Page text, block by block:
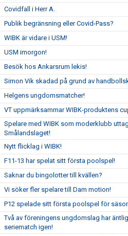
Covidfall i Herr A.
Publik begränsning eller Covid-Pass?
WIBK är vidare i USM!
USM imorgon!
Besök hos Ankarsrum lekis!
Simon Vik skadad på grund av
Helgens ungdomsmatcher!
VT uppmärksammar WIBK-produktens
Spelare med WIBK som moderklubb
Smålandslaget!
Nytt flicklag i WIBK!
F11-13 har spelat sitt första poolspel!
Saknar du bingolotter till kvällen?
Vi söker fler spelare till Dam motion!
P12 spelade sitt första poolspel för
Två av föreningens ungdomslag har
seriematch igen!